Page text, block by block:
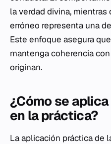
la verdad divina,
erróneo representa una
Este enfoque asegura
mantenga coherencia
originan.
¿Cómo se
en la práctica?
La aplicación práctica de